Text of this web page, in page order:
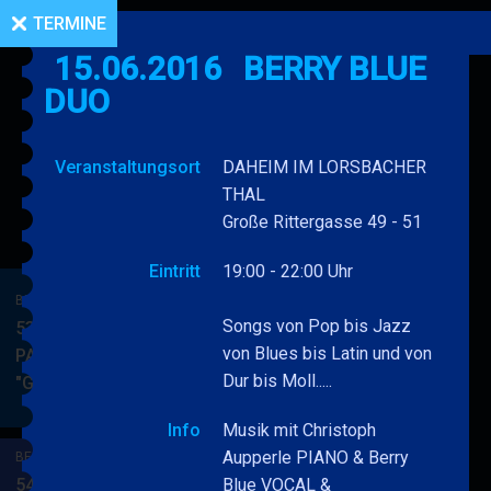
BERRY BLUE & BAND
53. JAZZ Matinee in den
PARKSIDE STUDIOS
"Gypsy Jazz"
&
BERRY BLUE & BAND
54. JAZZ Matinee in den
TERMINE
15.06.2016
BERRY BLUE
DUO
Veranstaltungsort
DAHEIM IM LORSBACHER
THAL
Große Rittergasse 49 - 51
Eintritt 19:00 - 22:00 Uhr
Songs von Pop bis Jazz
von Blues bis Latin und von
Dur bis Moll.....
Info
Musik mit Christoph
Aupperle PIANO & Berry
Blue VOCAL &